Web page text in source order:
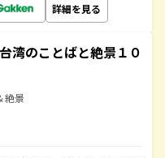
詳細を見る
湾のことばと絶景１０
絶景